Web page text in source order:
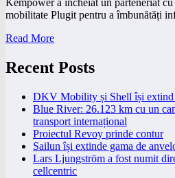
mobilitate Plugit pentru a îmbunătăți
Read More
Recent Posts
DKV Mobility și Shell își extind
Blue River: 26.123 km cu un
transport internațional
Proiectul Revoy prinde contur
Sailun își extinde gama de
Lars Ljungström a fost numit
cellcentric